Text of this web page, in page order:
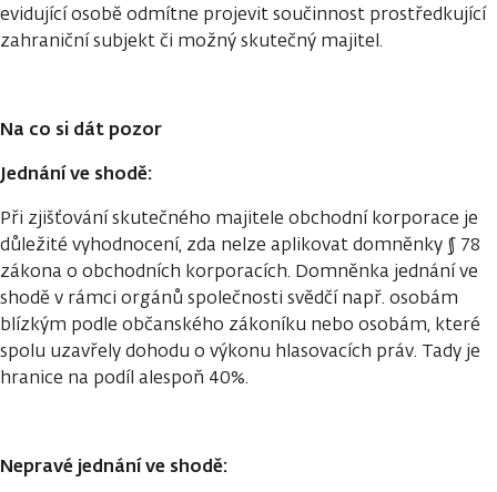
evidující osobě odmítne projevit součinnost prostředkující
zahraniční subjekt či možný skutečný majitel.
Na co si dát pozor
Jednání ve shodě:
Při zjišťování skutečného majitele obchodní korporace je
důležité vyhodnocení, zda nelze aplikovat domněnky § 78
zákona o obchodních korporacích. Domněnka jednání ve
shodě v rámci orgánů společnosti svědčí např. osobám
blízkým podle občanského zákoníku nebo osobám, které
spolu uzavřely dohodu o výkonu hlasovacích práv. Tady je
hranice na podíl alespoň 40%.
Nepravé jednání ve shodě: